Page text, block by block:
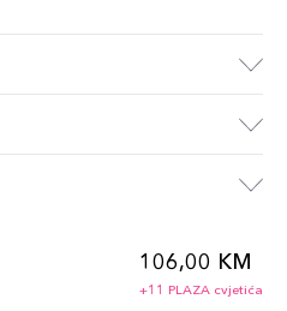
106,00 KM
+11 PLAZA cvjetića